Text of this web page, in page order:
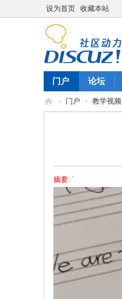
设为首页 收藏本站
门户 论坛
› 门户 › 教学视频
摘要: `